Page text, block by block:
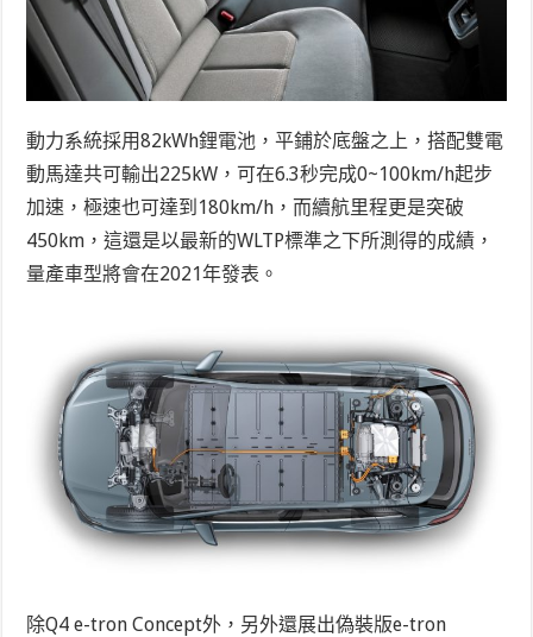
動力系統採用82kWh鋰電池，平鋪於底盤之上，搭配雙電
動馬達共可輸出225kW，可在6.3秒完成0~100km/h起步
加速，極速也可達到180km/h，而續航里程更是突破
450km，這還是以最新的WLTP標準之下所測得的成績，
量產車型將會在2021年發表。
除Q4 e-tron Concept外，另外還展出偽裝版e-tron